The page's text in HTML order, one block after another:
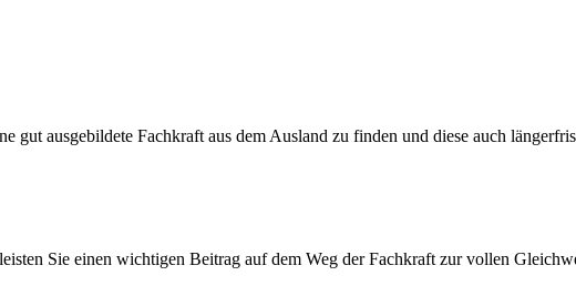
ausgebildete Fachkraft aus dem Ausland zu finden und diese auch
Sie einen wichtigen Beitrag auf dem Weg der Fachkraft zur vollen